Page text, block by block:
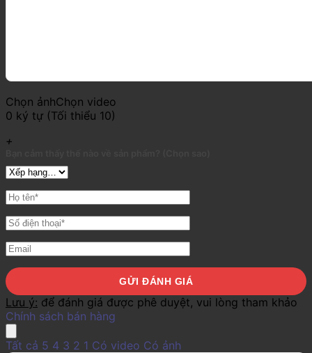
Chọn ảnhChọn video
0 ký tự (Tối thiểu 10)
+
Lưu ý: để đánh giá được phê duyệt, vui lòng tham khảo
Chính sách bán hàng
Tất cả 5 4 3 2 1 Có video Có ảnh